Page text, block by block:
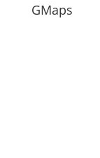
GMaps